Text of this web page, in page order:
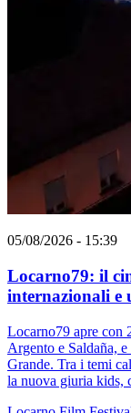
05/08/2026 - 15:39
Locarno79: il
internazionali e
Locarno79 apre con
Argento e Saldaña,
Grande. Tra i temi
la nuova giuria kids,